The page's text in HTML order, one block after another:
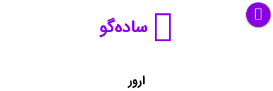
ساده‌گو
ارور